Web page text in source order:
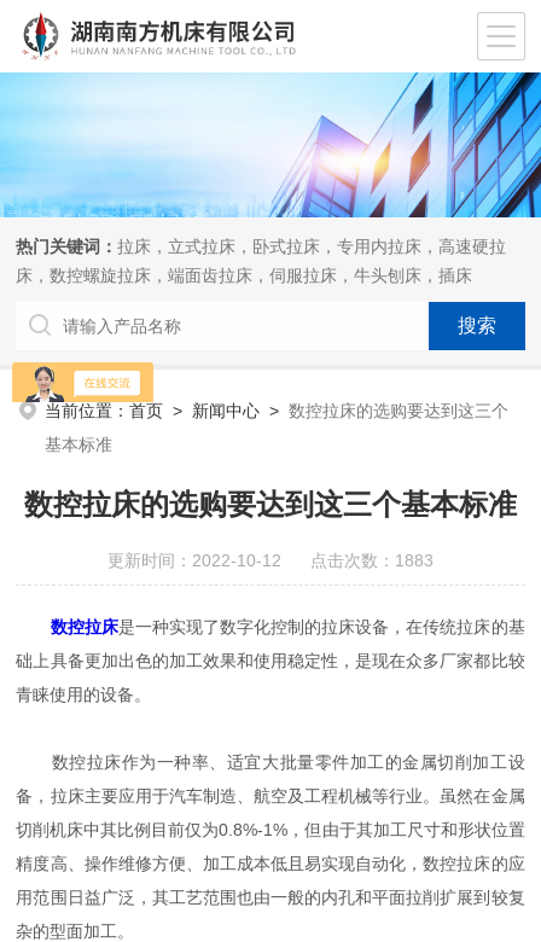
热门关键词：拉床，立式拉床，卧式拉床，专用内拉床，高速硬拉
床，数控螺旋拉床，端面齿拉床，伺服拉床，牛头刨床，插床
当前位置：首页 > 新闻中心 >数控拉床的选购要达到这三个
基本标准
数控拉床的选购要达到这三个基本标准
更新时间：2022-10-12 点击次数：1883
数控拉床是一种实现了数字化控制的拉床设备，在传统拉床的基
础上具备更加出色的加工效果和使用稳定性，是现在众多厂家都比较
青睐使用的设备。
数控拉床作为一种率、适宜大批量零件加工的金属切削加工设
备，拉床主要应用于汽车制造、航空及工程机械等行业。虽然在金属
切削机床中其比例目前仅为0.8%-1%，但由于其加工尺寸和形状位置
精度高、操作维修方便、加工成本低且易实现自动化，数控拉床的应
用范围日益广泛，其工艺范围也由一般的内孔和平面拉削扩展到较复
杂的型面加工。